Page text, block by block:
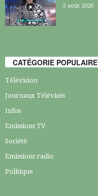
5 août 2026
CATÉGORIE POPULAIRE
Télévision
Journaux Télévisés
Infos
Emissions TV
Société
Emissions radio
Politique